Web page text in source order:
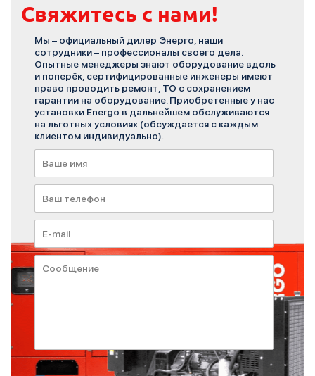
Свяжитесь с нами!
Мы – официальный дилер Энерго, наши
сотрудники – профессионалы своего дела.
Опытные менеджеры знают оборудование вдоль
и поперёк, сертифицированные инженеры имеют
право проводить ремонт, ТО с сохранением
гарантии на оборудование. Приобретенные у нас
установки Energo в дальнейшем обслуживаются
на льготных условиях (обсуждается с каждым
клиентом индивидуально).